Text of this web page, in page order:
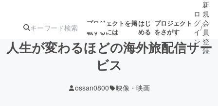
プロジェクトを掲
載するには
はじ
める
プロジェクト
をさがす
ジェクト
募集終了が近いプ
ロジェクト
ロ
グ
イ
ン
/
新
規
会
員
登
録
人生が変わるほどの海外旅配信サー
ビス
ossan0800 映像・映画